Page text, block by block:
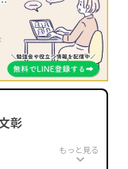
もっと見る
彰